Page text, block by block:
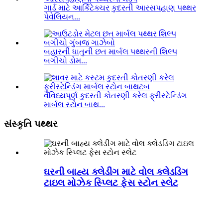
ગાર્ડ માટે આર્કિટેક્ચર કુદરતી આરસપહાણ પથ્થર
પેવેલિયન...
બહારની ધાતુની છત માર્બલ પથ્થરની શિલ્પ
બગીચો ડોમ...
વૈવિધ્યપૂર્ણ કુદરતી કોતરણી કરેલ ફ્રીસ્ટેન્ડિંગ
માર્બલ સ્ટોન બાથ...
સંસ્કૃતિ પથ્થર
ઘરની બાહ્ય ક્લેડીંગ માટે વોલ ક્લેડડિગ
ટાઇલ મોઝેક સ્પ્લિટ ફેસ સ્ટોન સ્લેટ